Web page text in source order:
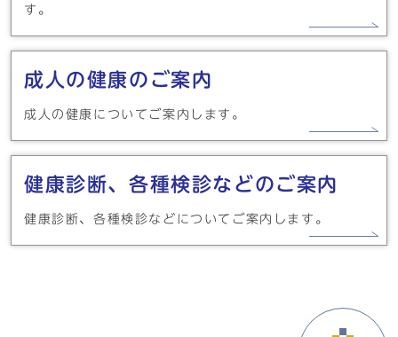
す。
成人の健康のご案内
成人の健康についてご案内します。
健康診断、各種検診などのご案内
健康診断、各種検診などについてご案内します。